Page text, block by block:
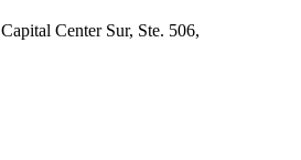
Center Sur, Ste. 506,